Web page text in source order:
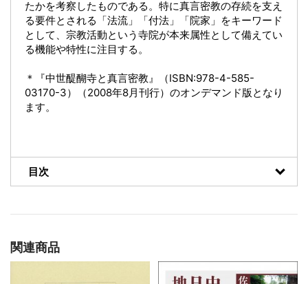
たかを考察したものである。特に真言密教の存続を支え
る要件とされる「法流」「付法」「院家」をキーワード
として、宗教活動という寺院が本来属性として備えてい
る機能や特性に注目する。
＊『中世醍醐寺と真言密教』（ISBN:978-4-585-
03170-3）（2008年8月刊行）のオンデマンド版となり
ます。
目次
関連商品